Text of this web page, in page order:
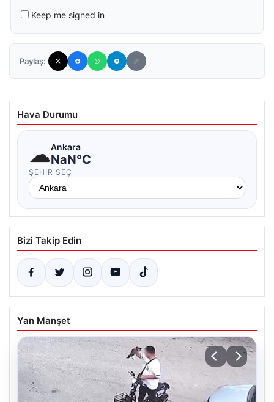
Keep me signed in
Paylaş:
Hava Durumu
☁Ankara
NaN°C
ŞEHIR SEÇ
Bizi Takip Edin
Yan Manşet